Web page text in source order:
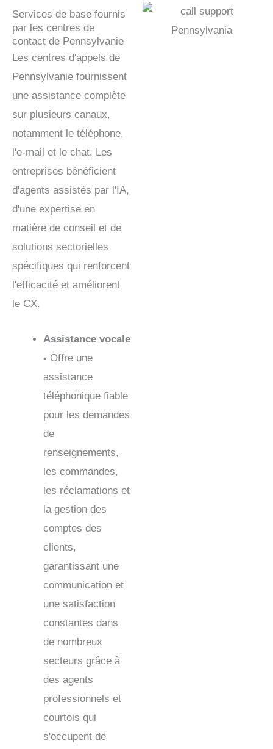
Services de base fournis
par les centres de
contact de Pennsylvanie
Les centres d'appels de
Pennsylvanie fournissent
une assistance complète
sur plusieurs canaux,
notamment le téléphone,
l'e-mail et le chat. Les
entreprises bénéficient
d'agents assistés par l'IA,
d'une expertise en
matière de conseil et de
solutions sectorielles
spécifiques qui renforcent
l'efficacité et améliorent
le CX.
Assistance vocale
- Offre une
assistance
téléphonique fiable
pour les demandes
de
renseignements,
les commandes,
les réclamations et
la gestion des
comptes des
clients,
garantissant une
communication et
une satisfaction
constantes dans
de nombreux
secteurs grâce à
des agents
professionnels et
courtois qui
s'occupent de